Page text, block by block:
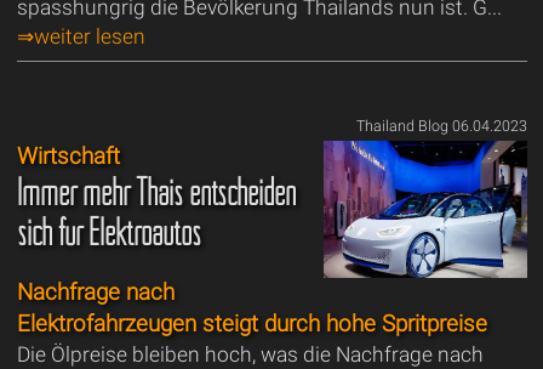
spasshungrig die Bevölkerung Thailands nun ist. G...
⇒weiter lesen
Thailand Blog 06.04.2023
Wirtschaft
Immer mehr Thais entscheiden
sich für Elektroautos
Nachfrage nach
Elektrofahrzeugen steigt durch hohe Spritpreise
Die Ölpreise bleiben hoch, was die Nachfrage nach